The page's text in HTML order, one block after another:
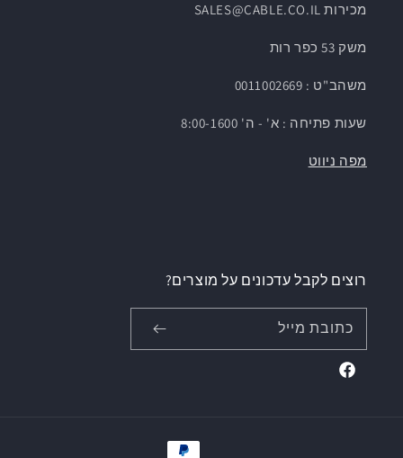
מכירות SALES@CABLE.CO.IL
משק 53 כפר רות
משהב"ט : 0011002669
שעות פתיחה : א' - ה' 8:00-1600
מפה ניווט
רוצים לקבל עדכונים על מוצרים?
כתובת מייל
Facebook